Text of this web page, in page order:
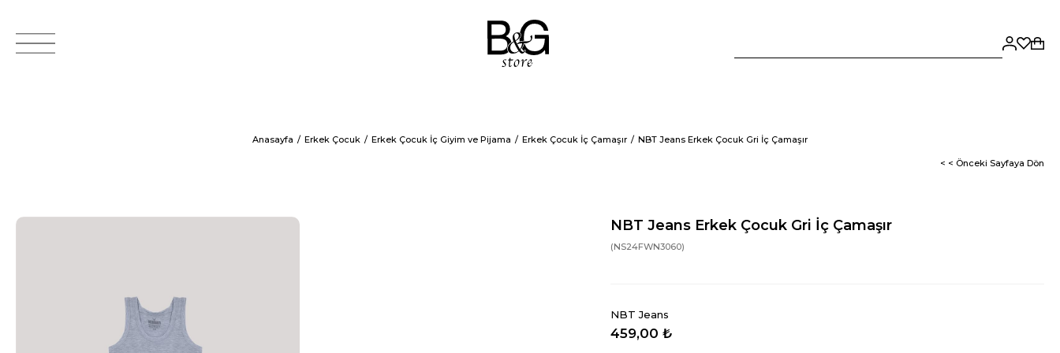
Anasayfa Erkek Çocuk Erkek Çocuk İç Giyim ve Pijama Erkek Çocuk İç Çamaşır NBT Jeans Erkek Çocuk Gri İç Çamaşır
< < Önceki Sayfaya Dön
NBT Jeans Erkek Çocuk Gri İç Çamaşır
(NS24FWN3060)
NBT Jeans
459,00 ₺